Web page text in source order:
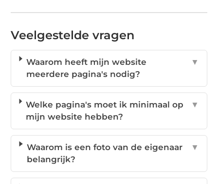
Veelgestelde vragen
Waarom heeft mijn website
meerdere pagina's nodig?
▼
Welke pagina's moet ik minimaal op
mijn website hebben?
▼
Waarom is een foto van de eigenaar
belangrijk?
▼